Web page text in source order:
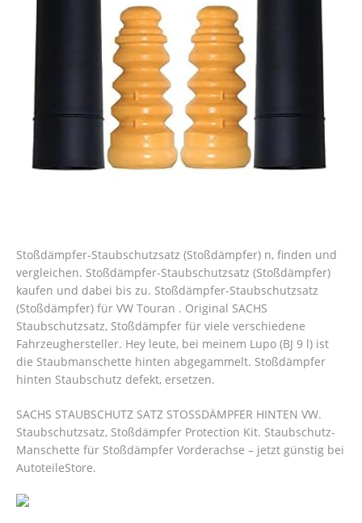
Stoßdämpfer-Staubschutzsatz (Stoßdämpfer) n, finden und
vergleichen. Stoßdämpfer-Staubschutzsatz (Stoßdämpfer)
kaufen und dabei bis zu. Stoßdämpfer-Staubschutzsatz
(Stoßdämpfer) für VW Touran . Original SACHS
Staubschutzsatz, Stoßdämpfer für viele verschiedene
Fahrzeughersteller. Hey leute, bei meinem Lupo (BJ 9 l) ist
die Staubmanschette hinten abgegammelt. Stoßdämpfer
hinten Staubschutz defekt, ersetzen.
SACHS STAUBSCHUTZ SATZ STOSSDÄMPFER HINTEN VW.
Staubschutzsatz, Stoßdämpfer Protection Kit. Staubschutz-
Manschette für Stoßdämpfer Vorderachse – jetzt günstig bei
AutoteileStore.